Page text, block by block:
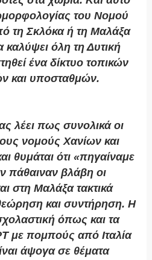
του Νομού
τη Σκλόκα ή τη Μαλάξα
καλύψει όλη τη Δυτική
ένα δίκτυο τοπικών
και υποσταθμών.
λέει πως συνολικά οι
νομούς Χανίων και
θυμάται ότι «πηγαίναμε
πάθαιναν βλάβη οι
στη Μαλάξα τακτικά
και συντήρηση. Η
όπως και τα
με πομπούς από Ιταλία
άψογα σε θέματα